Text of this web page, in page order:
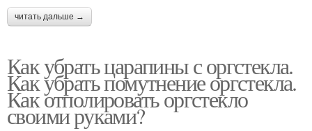
читать дальше →
Как убрать царапины с оргстекла.
Как убрать помутнение оргстекла.
Как отполировать оргстекло
своими руками?